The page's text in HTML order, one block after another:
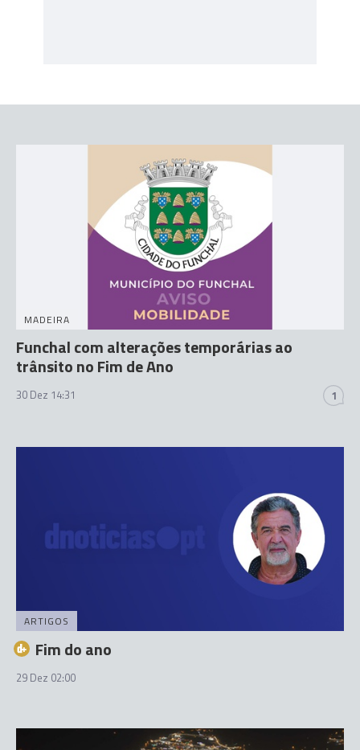
MADEIRA
Funchal com alterações temporárias ao
trânsito no Fim de Ano
30 Dez 14:31 1
ARTIGOS
Fim do ano
29 Dez 02:00